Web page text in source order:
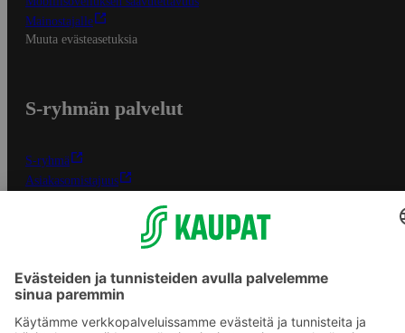
Mainostajalle
Muuta evästeasetuksia
S-ryhmän palvelut
S-ryhmä
Asiakasomistajuus
S-Pankki
Yhteishyvä
Sokos Hotels